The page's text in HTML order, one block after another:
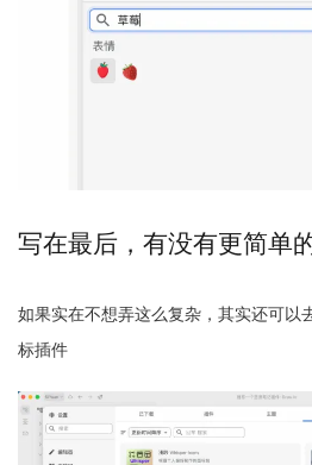
写在最后，有没有更简单
如果实在不想弄这么复杂，其实还可以
标插件